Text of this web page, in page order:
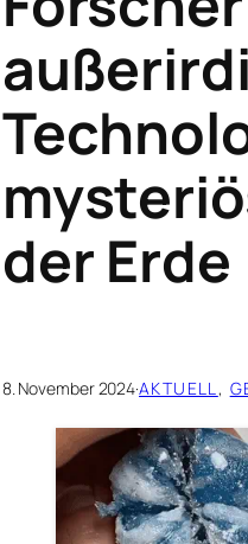
der Erde
8. November 2024·AKTUELL,